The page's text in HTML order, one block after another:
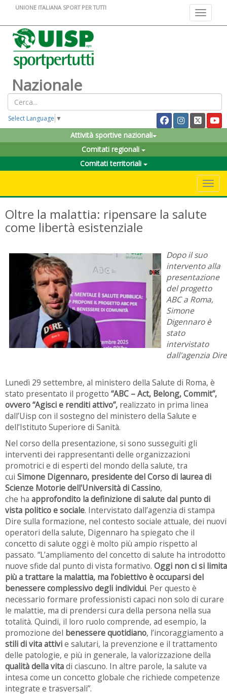
Toggle
UNIONE ITALIANA SPORT PER TUTTI
Nazionale
Select Language ▼
Attività sportive nazionali
Comitati regionali
Comitati territoriali
Oltre la malattia: ripensare la salute
come libertà esistenziale
Dopo il suo
intervento alla
presentazione
del progetto
ABC a Roma,
Simone
Digennaro è
stato
intervistato
dall'agenzia Dire
Lunedì 29 settembre, al ministero della Salute di Roma, è
stato presentato il progetto “ABC – Act, Belong, Commit”,
ovvero “Agisci e renditi attivo”, realizzato in prima linea
dall’Uisp con il sostegno del ministero della Salute e
dell’Istituto Superiore di Sanità.
Nel corso della presentazione, si sono susseguiti gli
interventi dei rappresentanti delle organizzazioni
promotrici e di esperti del mondo della salute, tra
cui Simone Digennaro, presidente del Corso di laurea di
Scienze Motorie dell'Università di Cassino,
che ha approfondito la definizione di salute dal punto di
vista politico e sociale. Intervistato dall’agenzia di stampa
Dire sulla formazione, nel contesto sociale attuale, dei nuovi
operatori della salute, Digennaro ha spiegato che il
concetto di salute oggi è molto più ampio rispetto al
passato. “L’ampliamento del concetto di salute ha introdotto
nuove sfide dal punto di vista formativo. Oggi non ci si limita
più a trattare la malattia, ma l’obiettivo è occuparsi del
benessere complessivodegli individui. Per questo è
necessario formare professionisti capaci non solo di curare
le malattie, ma di prendersi cura della persona nella sua
totalità. Quindi, il loro ruolo comprende, ad esempio, la
promozione del benessere quotidiano, l’incoraggiamento a
stili di vita attivie salutari, la prevenzione e il trattamento
delle patologie, e più in generale, la valorizzazione della
qualità della vitadi ciascuno. In altre parole, la salute va
intesa come un concetto globale che richiede competenze
integrate e trasversali”.